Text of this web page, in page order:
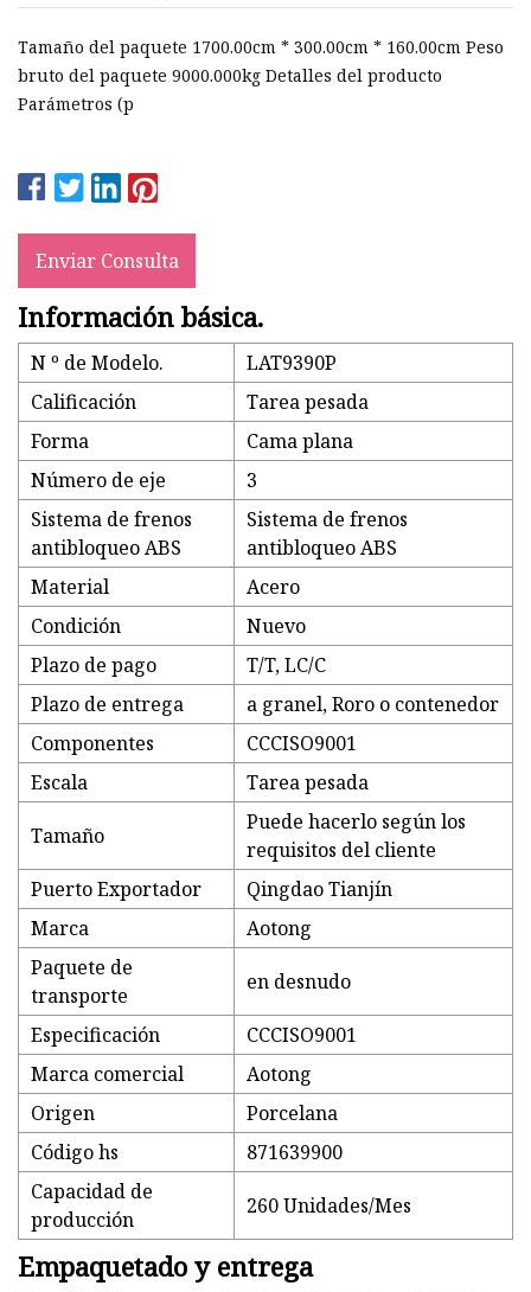
Tamaño del paquete 1700.00cm * 300.00cm * 160.00cm Peso
bruto del paquete 9000.000kg Detalles del producto
Parámetros (p
Enviar Consulta
Información básica.
N º de Modelo.
LAT9390P
Calificación
Tarea pesada
Forma
Cama plana
Número de eje
3
Sistema de frenos
antibloqueo ABS
Sistema de frenos
antibloqueo ABS
Material
Acero
Condición
Nuevo
Plazo de pago
T/T, LC/C
Plazo de entrega
a granel, Roro o contenedor
Componentes
CCCISO9001
Escala
Tarea pesada
Tamaño
Puede hacerlo según los
requisitos del cliente
Puerto Exportador
Qingdao Tianjín
Marca
Aotong
Paquete de
transporte
en desnudo
Especificación
CCCISO9001
Marca comercial
Aotong
Origen
Porcelana
Código hs
871639900
Capacidad de
producción
260 Unidades/Mes
Empaquetado y entrega